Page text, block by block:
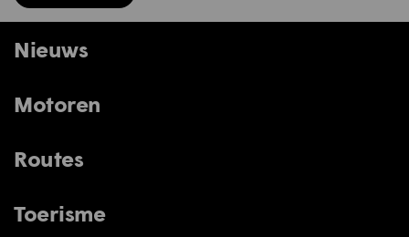
Nieuws
Motoren
Routes
Toerisme